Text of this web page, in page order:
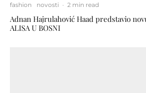
fashion novosti · 2 min read
Adnan Hajrulahović Haad predstavio
ALISA U BOSNI